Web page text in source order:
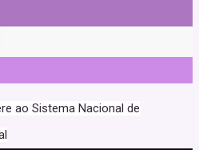
ao Sistema Nacional de